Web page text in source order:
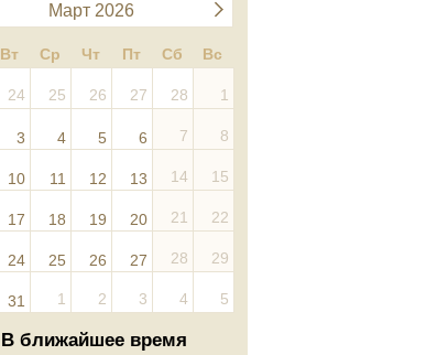
Март 2026
Вт Ср Чт Пт Сб Вс
24 25 26 27 28 1
3 4 5 6 7 8
10 11 12 13 14 15
17 18 19 20 21 22
24 25 26 27 28 29
31 1 2 3 4 5
В ближайшее время